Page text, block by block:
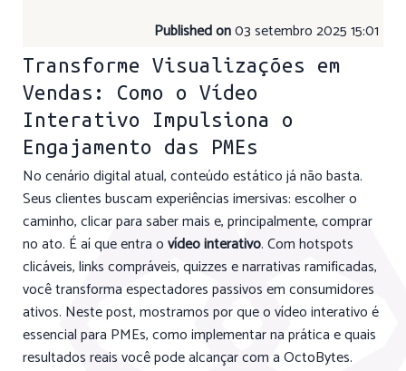
Published on03 setembro 2025 15:01
Transforme Visualizações em
Vendas: Como o Vídeo
Interativo Impulsiona o
Engajamento das PMEs
No cenário digital atual, conteúdo estático já não basta.
Seus clientes buscam experiências imersivas: escolher o
caminho, clicar para saber mais e, principalmente, comprar
no ato. É aí que entra ovídeo interativo. Com hotspots
clicáveis, links compráveis, quizzes e narrativas ramificadas,
você transforma espectadores passivos em consumidores
ativos. Neste post, mostramos por que o vídeo interativo é
essencial para PMEs, como implementar na prática e quais
resultados reais você pode alcançar com a OctoBytes.